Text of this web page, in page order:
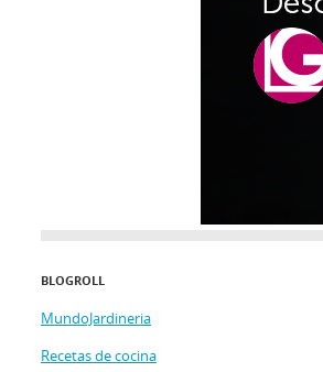
BLOGROLL
MundoJardineria
Recetas de cocina